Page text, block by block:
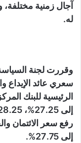
آجال زمنية مختلفة،
له.
وقررت لجنة السياسة
سعري عائد الإيداع
إلى 27.75%.